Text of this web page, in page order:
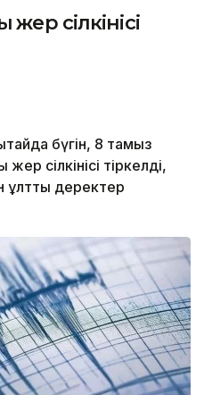
сілкінісі
бүгін, 8 тамыз
сілкінісі тіркелді,
ұлттық деректер